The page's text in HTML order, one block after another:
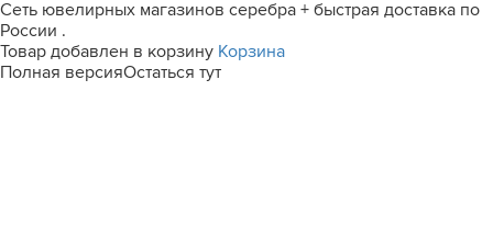
Сеть ювелирных магазинов серебра + быстрая доставка по
России .
Товар добавлен в корзину Корзина
Полная версияОстаться тут